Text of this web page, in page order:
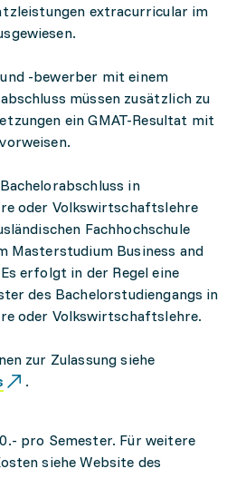
extracurricular im
-bewerber mit einem
müssen zusätzlich zu
ein GMAT-Resultat mit
in
oder Volkswirtschaftslehre
Fachhochschule
Masterstudium Business and
erfolgt in der Regel eine
des Bachelorstudiengangs in
oder Volkswirtschaftslehre.
zur Zulassung siehe
.
pro Semester. Für weitere
siehe Website des